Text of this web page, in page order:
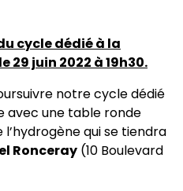
cycle dédié à la
juin 2022 à 19h30.
notre cycle dédié
avec une table ronde
qui se tiendra
Ronceray (10 Boulevard